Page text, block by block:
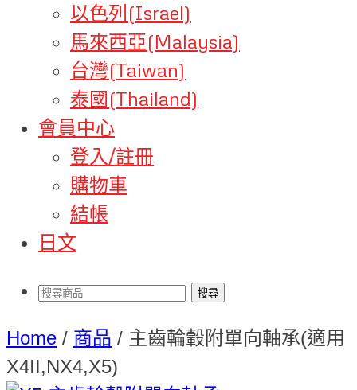
以色列(Israel)
馬來西亞(Malaysia)
台灣(Taiwan)
泰國(Thailand)
會員中心
登入/註冊
購物車
結帳
日文
Home / 商品 / 主齒輪轂附單向軸承(適用
X4II,NX4,X5)